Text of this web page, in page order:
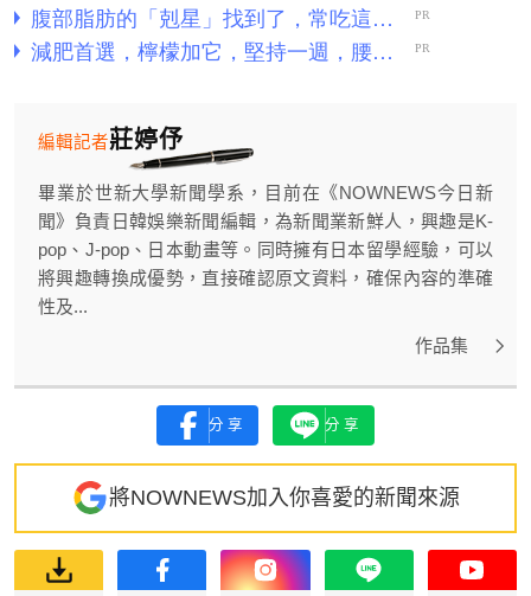
莊婷伃
編輯記者
畢業於世新大學新聞學系，目前在《NOWNEWS今日新
聞》負責日韓娛樂新聞編輯，為新聞業新鮮人，興趣是K-
pop、J-pop、日本動畫等。同時擁有日本留學經驗，可以
將興趣轉換成優勢，直接確認原文資料，確保內容的準確
性及...
作品集
分享 分享
將NOWNEWS加入你喜愛的新聞來源